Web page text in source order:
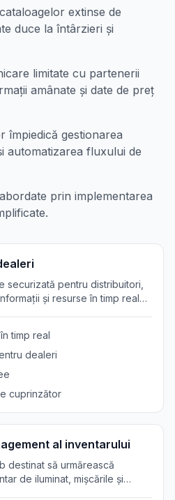
extinse de
duce la întârzieri și
limitate cu partenerii
amânate și date de preț
împiedică gestionarea
automatizarea fluxului de
prin implementarea
securizată pentru distribuitori,
și resurse în timp real
timp real
dealeri
cuprinzător
al inventarului
destinat să urmărească
de iluminat, mișcările și